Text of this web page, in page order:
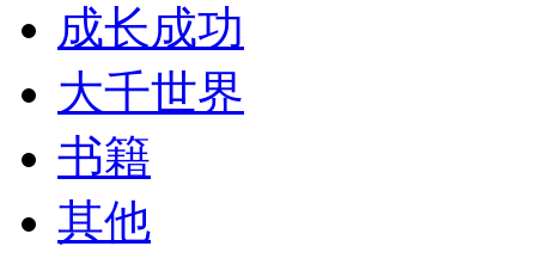
成长成功
大千世界
书籍
其他